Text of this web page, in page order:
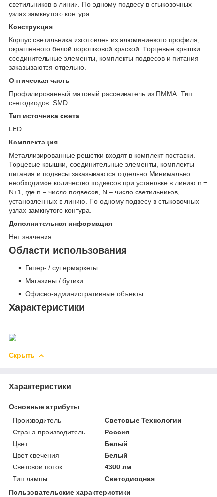
светильников в линии. По одному подвесу в стыковочных
узлах замкнутого контура.
Конструкция
Корпус светильника изготовлен из алюминиевого профиля,
окрашенного белой порошковой краской. Торцевые крышки,
соединительные элементы, комплекты подвесов и питания
заказываются отдельно.
Оптическая часть
Профилированный матовый рассеиватель из ПММА. Тип
светодиодов: SMD.
Тип источника света
LED
Комплектация
Металлизированные решетки входят в комплект поставки.
Торцевые крышки, соединительные элементы, комплекты
питания и подвесы заказываются отдельно.Минимально
необходимое количество подвесов при установке в линию n =
N+1, где n – число подвесов, N – число светильников,
установленных в линию. По одному подвесу в стыковочных
узлах замкнутого контура.
Дополнительная информация
Нет значения
Области использования
Гипер- / супермаркеты
Магазины / бутики
Офисно-административные объекты
Характеристики
Скрыть
Характеристики
Основные атрибуты
Производитель
Световые Технологии
Страна производитель
Россия
Цвет
Белый
Цвет свечения
Белый
Световой поток
4300 лм
Тип лампы
Светодиодная
Пользовательские характеристики